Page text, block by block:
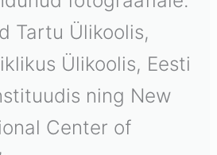
Tartu Ülikoolis,
Ülikoolis, Eesti
ning New
Center of